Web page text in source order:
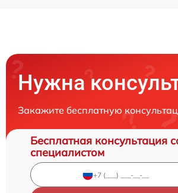
Нужна
Закажите бесплатную
Бесплатная консультация
специалистом